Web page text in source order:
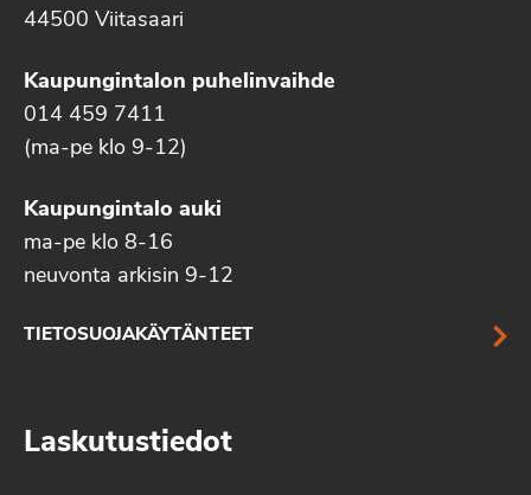
44500 Viitasaari
Kaupungintalon puhelinvaihde
014 459 7411
(ma-pe klo 9-12)
Kaupungintalo auki
ma-pe klo 8-16
neuvonta arkisin 9-12
TIETOSUOJAKÄYTÄNTEET
Laskutustiedot